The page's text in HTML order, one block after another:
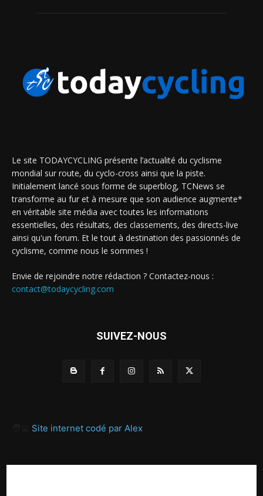
Le site TODAYCYCLING présente l’actualité du cyclisme
mondial sur route, du cyclo-cross ainsi que la piste.
Initialement lancé sous forme de superblog, TCNews se
transforme au fur et à mesure que son audience augmente*
en véritable site média avec toutes les informations
essentielles, des résultats, des classements, des directs-live
ainsi qu'un forum. Et le tout à destination des passionnés de
cyclisme, comme nous le sommes !
Envie de rejoindre notre rédaction ? Contactez-nous :
contact@todaycycling.com
SUIVEZ-NOUS
Site internet codé par Alex